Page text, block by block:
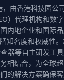
，由香港科技园公
）代理机构和数
内地企业和国际
知名度和权威性
器等自主研发工
相结合，为全球
的解决方案确保